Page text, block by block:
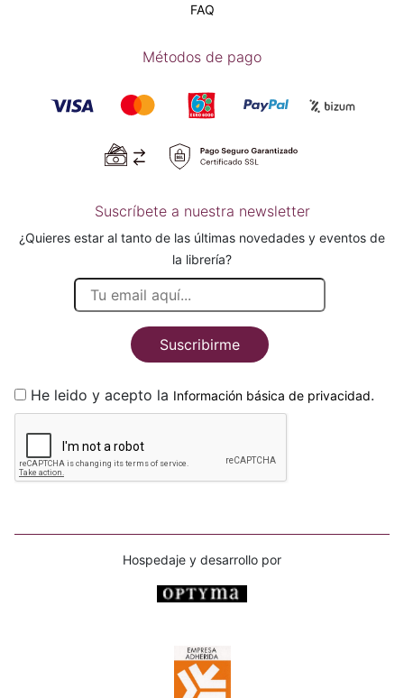
FAQ
Métodos de pago
Suscríbete a nuestra newsletter
¿Quieres estar al tanto de las últimas novedades y eventos de
la librería?
Suscribirme
He leido y acepto la Información básica de privacidad.
Hospedaje y desarrollo por